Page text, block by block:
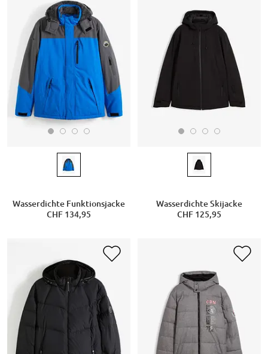
Wasserdichte Funktionsjacke
CHF 134,95
Wasserdichte Skijacke
CHF 125,95